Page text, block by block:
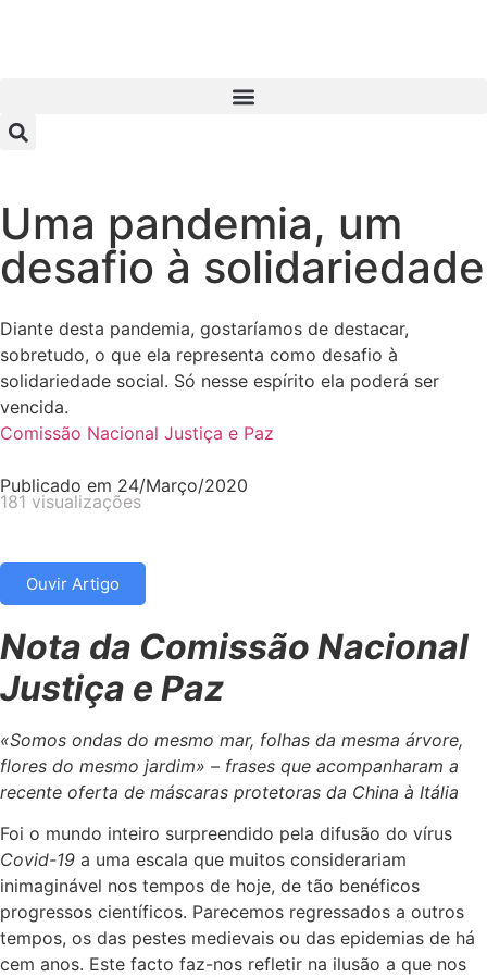
Uma pandemia, um
desafio à solidariedade
Diante desta pandemia, gostaríamos de destacar,
sobretudo, o que ela representa como desafio à
solidariedade social. Só nesse espírito ela poderá ser
vencida.
Comissão Nacional Justiça e Paz
Publicado em 24/Março/2020
181 visualizações
Ouvir Artigo
Nota da Comissão Nacional
Justiça e Paz
«Somos ondas do mesmo mar, folhas da mesma árvore,
flores do mesmo jardim» – frases que acompanharam a
recente oferta de máscaras protetoras da China à Itália
Foi o mundo inteiro surpreendido pela difusão do vírus
Covid-19 a uma escala que muitos considerariam
inimaginável nos tempos de hoje, de tão benéficos
progressos científicos. Parecemos regressados a outros
tempos, os das pestes medievais ou das epidemias de há
cem anos. Este facto faz-nos refletir na ilusão a que nos